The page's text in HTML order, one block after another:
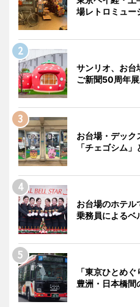
場レトロミュー
サンリオ、お
ご新聞50周年
お台場・デック
「チェゴシム
お台場のホテ
乗務員によるベ
「東京ひとめ
豊洲・日本橋間